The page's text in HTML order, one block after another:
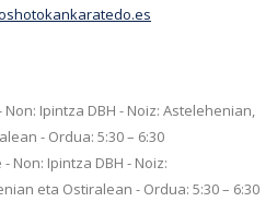
Ipintza DBH - Noiz: Astelehenian,
- Ordua: 5:30 – 6:30
Non: Ipintza DBH - Noiz:
eta Ostiralean - Ordua: 5:30 – 6:30